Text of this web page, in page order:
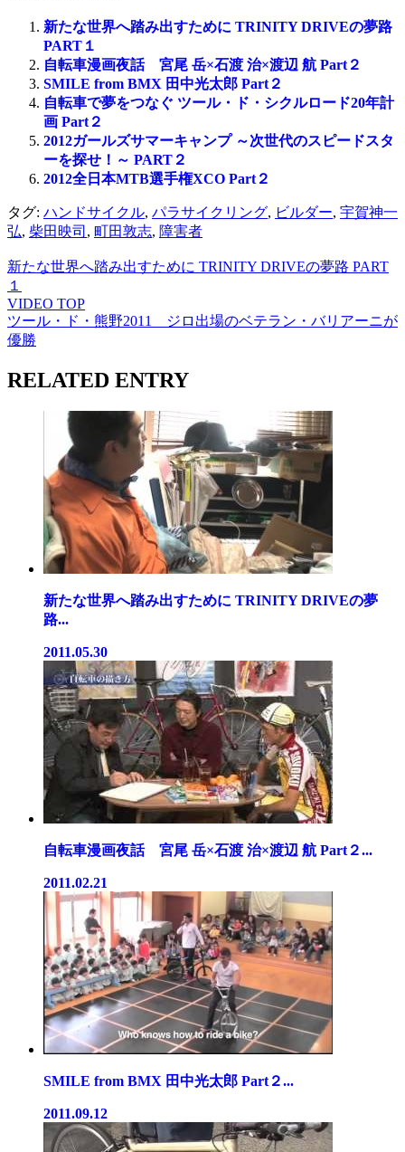
新たな世界へ踏み出すために TRINITY DRIVEの夢路
PART１
自転車漫画夜話 宮尾 岳×石渡 治×渡辺 航 Part２
SMILE from BMX 田中光太郎 Part２
自転車で夢をつなぐ ツール・ド・シクルロード20年計
画 Part２
2012ガールズサマーキャンプ ～次世代のスピードスタ
ーを探せ！～ PART２
2012全日本MTB選手権XCO Part２
タグ: ハンドサイクル, パラサイクリング, ビルダー, 宇賀神一
弘, 柴田映司 , 町田敦志, 障害者
新たな世界へ踏み出すために TRINITY DRIVEの夢路 PART
１
VIDEO TOP
ツール・ド・熊野2011 ジロ出場のベテラン・バリアーニが
優勝
RELATED ENTRY
新たな世界へ踏み出すために TRINITY DRIVEの夢
路...
2011.05.30
自転車漫画夜話 宮尾 岳×石渡 治×渡辺 航 Part２...
2011.02.21
SMILE from BMX 田中光太郎 Part２...
2011.09.12